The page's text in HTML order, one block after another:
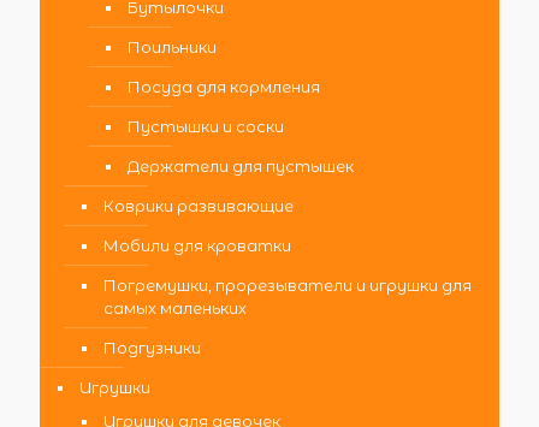
Бутылочки
Поильники
Посуда для кормления
Пустышки и соски
Держатели для пустышек
Коврики развивающие
Мобили для кроватки
Погремушки, прорезыватели и игрушки для
самых маленьких
Подгузники
Игрушки
Игрушки для девочек